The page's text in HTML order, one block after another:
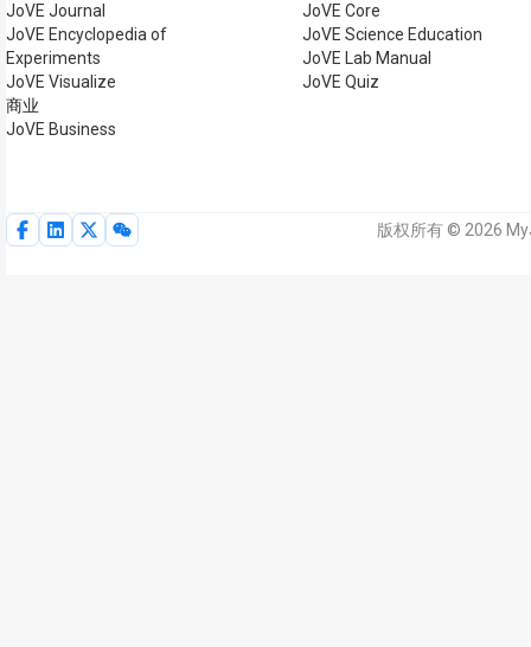
JoVE Journal
JoVE Encyclopedia of
Experiments
JoVE Visualize
商业
JoVE Business
JoVE Core
JoVE Science Education
JoVE Lab Manual
JoVE Quiz
版权所有 © 2026